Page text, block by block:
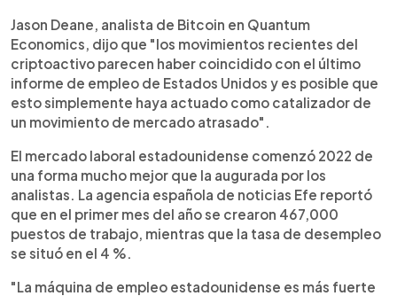
Jason Deane, analista de Bitcoin en Quantum
Economics, dijo que "los movimientos recientes del
criptoactivo parecen haber coincidido con el último
informe de empleo de Estados Unidos y es posible que
esto simplemente haya actuado como catalizador de
un movimiento de mercado atrasado".
El mercado laboral estadounidense comenzó 2022 de
una forma mucho mejor que la augurada por los
analistas. La agencia española de noticias Efe reportó
que en el primer mes del año se crearon 467,000
puestos de trabajo, mientras que la tasa de desempleo
se situó en el 4 %.
"La máquina de empleo estadounidense es más fuerte